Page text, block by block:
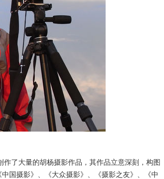
了大量的胡杨摄影作品，其作品立意深刻，构图
国摄影》、《大众摄影》、《摄影之友》、《中